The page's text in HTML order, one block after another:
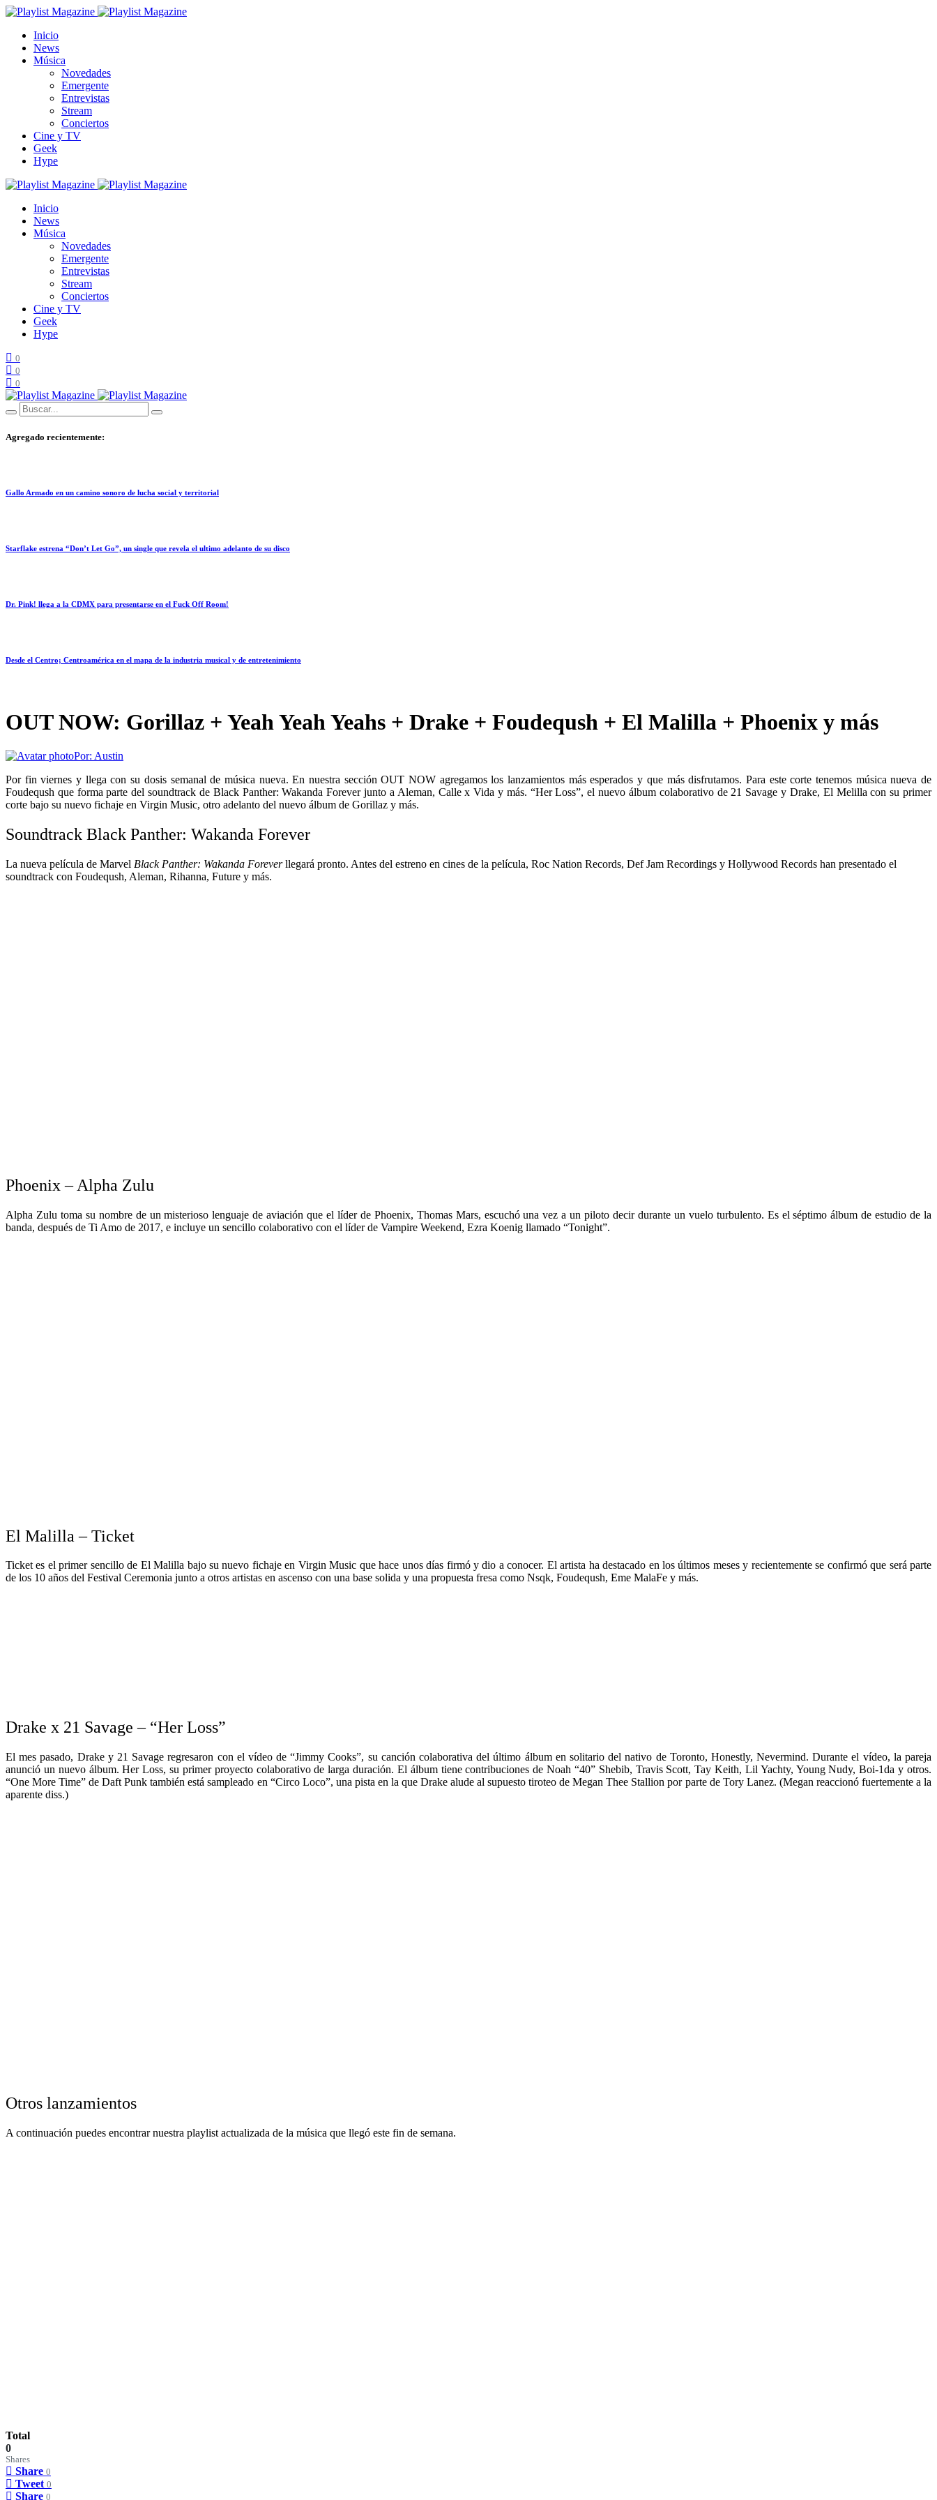
Inicio
News
Música
Novedades
Emergente
Entrevistas
Stream
Conciertos
Cine y TV
Geek
Hype
Inicio
News
Música
Novedades
Emergente
Entrevistas
Stream
Conciertos
Cine y TV
Geek
Hype
0
0
0
Agregado recientemente:
Gallo Armado en un camino sonoro de lucha social y territorial
Starflake estrena “Don’t Let Go”, un single que revela el ultimo adelanto de su disco
Dr. Pink! llega a la CDMX para presentarse en el Fuck Off Room!
Desde el Centro; Centroamérica en el mapa de la industria musical y de entretenimiento
OUT NOW: Gorillaz + Yeah Yeah Yeahs + Drake + Foudeqush + El Malilla + Phoenix y más
Por: Austin
Por fin viernes y llega con su dosis semanal de música nueva. En nuestra sección OUT NOW agregamos los lanzamientos más esperados y que más disfrutamos. Para este corte tenemos música nueva de
Foudeqush que forma parte del soundtrack de Black Panther: Wakanda Forever junto a Aleman, Calle x Vida y más. “Her Loss”, el nuevo álbum colaborativo de 21 Savage y Drake, El Melilla con su primer
corte bajo su nuevo fichaje en Virgin Music, otro adelanto del nuevo álbum de Gorillaz y más.
Soundtrack Black Panther: Wakanda Forever
La nueva película de Marvel Black Panther: Wakanda Foreverllegará pronto. Antes del estreno en cines de la película, Roc Nation Records, Def Jam Recordings y Hollywood Records han presentado el
soundtrack con Foudeqush, Aleman, Rihanna, Future y más.
Phoenix – Alpha Zulu
Alpha Zulu toma su nombre de un misterioso lenguaje de aviación que el líder de Phoenix, Thomas Mars, escuchó una vez a un piloto decir durante un vuelo turbulento. Es el séptimo álbum de estudio de la
banda, después de Ti Amo de 2017, e incluye un sencillo colaborativo con el líder de Vampire Weekend, Ezra Koenig llamado “Tonight”.
El Malilla – Ticket
Ticket es el primer sencillo de El Malilla bajo su nuevo fichaje en Virgin Music que hace unos días firmó y dio a conocer. El artista ha destacado en los últimos meses y recientemente se confirmó que será parte
de los 10 años del Festival Ceremonia junto a otros artistas en ascenso con una base solida y una propuesta fresa como Nsqk, Foudeqush, Eme MalaFe y más.
Drake x 21 Savage – “Her Loss”
El mes pasado, Drake y 21 Savage regresaron con el vídeo de “Jimmy Cooks”, su canción colaborativa del último álbum en solitario del nativo de Toronto, Honestly, Nevermind. Durante el vídeo, la pareja
anunció un nuevo álbum. Her Loss, su primer proyecto colaborativo de larga duración. El álbum tiene contribuciones de Noah “40” Shebib, Travis Scott, Tay Keith, Lil Yachty, Young Nudy, Boi-1da y otros.
“One More Time” de Daft Punk también está sampleado en “Circo Loco”, una pista en la que Drake alude al supuesto tiroteo de Megan Thee Stallion por parte de Tory Lanez. (Megan reaccionó fuertemente a la
aparente diss.)
Otros lanzamientos
A continuación puedes encontrar nuestra playlist actualizada de la música que llegó este fin de semana.
Total
0
Shares
Share 0
Tweet 0
Share 0